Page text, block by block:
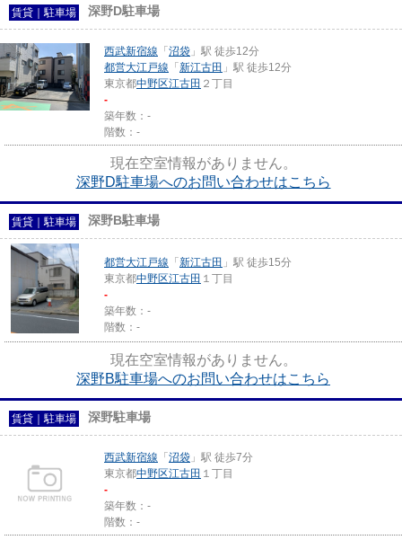
賃貸｜駐車場 深野D駐車場
西武新宿線 「 沼袋 」駅 徒歩12分
都営大江戸線 「 新江古田 」駅 徒歩12分
東京都中野区江古田 ２丁目
-
築年数：-
階数：-
現在空室情報がありません。
深野D駐車場へのお問い合わせはこちら
賃貸｜駐車場 深野B駐車場
都営大江戸線 「 新江古田 」駅 徒歩15分
東京都中野区江古田 １丁目
-
築年数：-
階数：-
現在空室情報がありません。
深野B駐車場へのお問い合わせはこちら
賃貸｜駐車場 深野駐車場
西武新宿線 「 沼袋 」駅 徒歩7分
東京都中野区江古田 １丁目
-
築年数：-
階数：-